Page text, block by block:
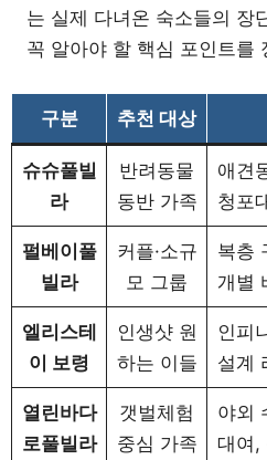
는 실제 다녀온 숙소들의 장
꼭 알아야 할 핵심 포인트를
구분 추천 대상
슈슈풀빌
라
반려동물
동반 가족
애견
청포
펄베이풀
빌라
커플·소규
모 그룹
복층
개별
엘리스테
이 보령
인생샷 원
하는 이들
인피
설계
열린바다
로풀빌라
갯벌체험
중심 가족
야외
대여,